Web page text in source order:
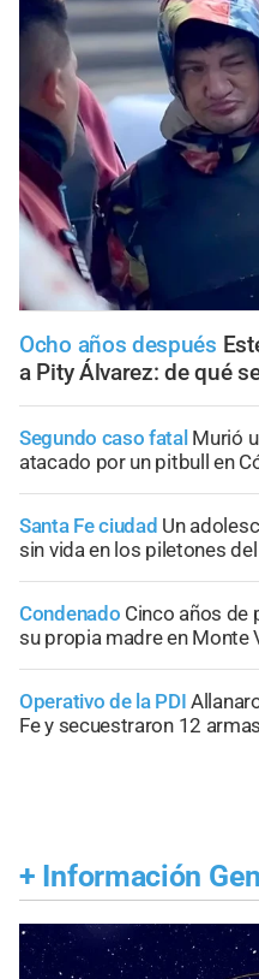
Ocho años después
a Pity Álvarez: de qué
Segundo caso fatal Murió
atacado por un pitbull en
Santa Fe ciudad Un
sin vida en los piletones
Condenado Cinco años de
su propia madre en Monte
Operativo de la PDI
Fe y secuestraron 12
+ Información